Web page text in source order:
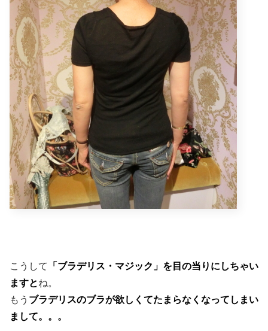
こうして
「ブラデリス・マジック」を目の当りにしちゃい
ますとね。
もう ブラデリスのブラが欲しくてたまらなくなってしまい
まして。。。